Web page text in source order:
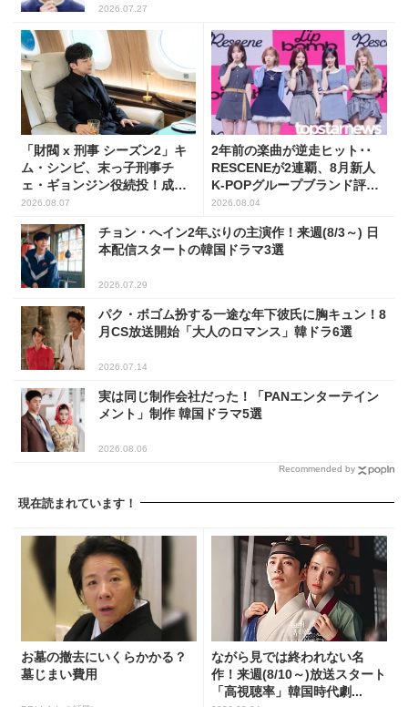
2026.07.27
「財閥 x 刑事 シーズン2」キ
ム・シンビ、末っ子刑事チ
ェ・ギョンジン役続投！成長
した姿に注目
2026.08.07
2年前の楽曲が逆走ヒット･･
RESCENEが2連覇、8月新人
K-POPグループブランド評判
トップ5
2026.08.04
チョン・へイン2年ぶりの主演作！来週(8/3～) 日
本配信スタートの韓国ドラマ3選
2026.07.29
パク・ボゴム扮する一途な年下彼氏に胸キュン！8
月CS放送開始「大人のロマンス」韓ドラ6選
2026.07.14
実は同じ制作会社だった！「PANエンターテイン
メント」制作 韓国ドラマ5選
2026.08.06
Recommended by
現在読まれています！
お墓の撤去にいくらかかる？
墓じまい費用
ながら見では終われない名
作！来週(8/10～)放送スタート
「高視聴率」韓国時代劇...